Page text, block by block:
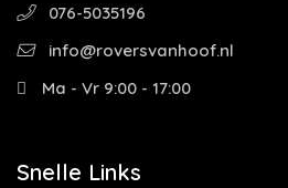
076-5035196
info@roversvanhoof.nl
Ma - Vr 9:00 - 17:00
Snelle Links